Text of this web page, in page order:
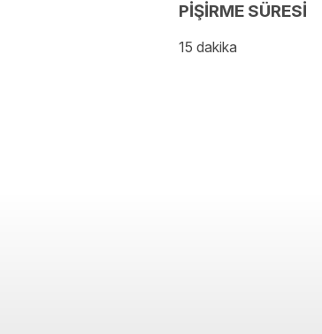
PİŞİRME SÜRESİ
15 dakika